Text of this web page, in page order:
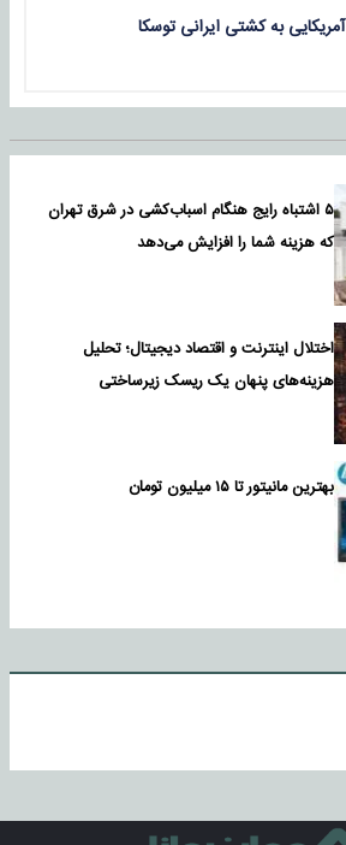
به کشتی ایرانی توسکا
۵ اشتباه رایج هنگام اسباب‌کشی در شرق تهران
که هزینه شما را افزایش می‌دهد
اختلال اینترنت و اقتصاد دیجیتال؛ تحلیل
هزینه‌های پنهان یک ریسک زیرساختی
بهترین مانیتور تا ۱۵ میلیون تومان